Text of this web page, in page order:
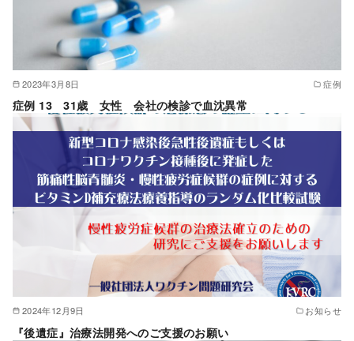
2023年3月8日 症例
症例 13 31歳 女性 会社の検診で血沈異常
2024年12月9日 お知らせ
『後遺症』治療法開発へのご支援のお願い